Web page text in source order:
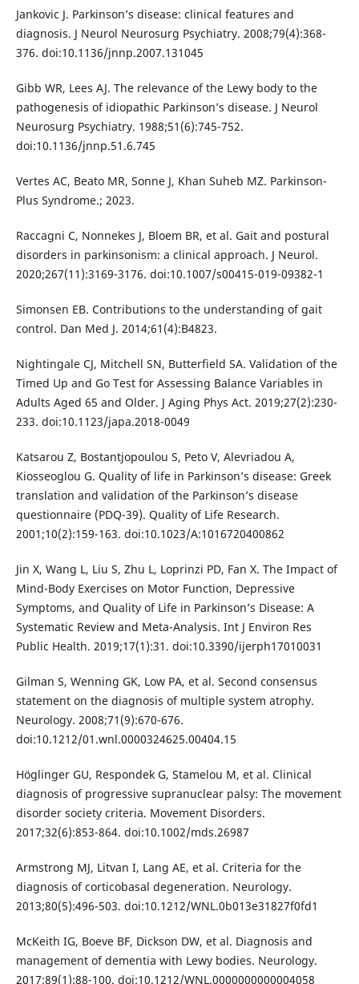
Jankovic J. Parkinson’s disease: clinical features and
diagnosis. J Neurol Neurosurg Psychiatry. 2008;79(4):368-
376. doi:10.1136/jnnp.2007.131045
Gibb WR, Lees AJ. The relevance of the Lewy body to the
pathogenesis of idiopathic Parkinson’s disease. J Neurol
Neurosurg Psychiatry. 1988;51(6):745-752.
doi:10.1136/jnnp.51.6.745
Vertes AC, Beato MR, Sonne J, Khan Suheb MZ. Parkinson-
Plus Syndrome.; 2023.
Raccagni C, Nonnekes J, Bloem BR, et al. Gait and postural
disorders in parkinsonism: a clinical approach. J Neurol.
2020;267(11):3169-3176. doi:10.1007/s00415-019-09382-1
Simonsen EB. Contributions to the understanding of gait
control. Dan Med J. 2014;61(4):B4823.
Nightingale CJ, Mitchell SN, Butterfield SA. Validation of the
Timed Up and Go Test for Assessing Balance Variables in
Adults Aged 65 and Older. J Aging Phys Act. 2019;27(2):230-
233. doi:10.1123/japa.2018-0049
Katsarou Z, Bostantjopoulou S, Peto V, Alevriadou A,
Kiosseoglou G. Quality of life in Parkinson’s disease: Greek
translation and validation of the Parkinson’s disease
questionnaire (PDQ-39). Quality of Life Research.
2001;10(2):159-163. doi:10.1023/A:1016720400862
Jin X, Wang L, Liu S, Zhu L, Loprinzi PD, Fan X. The Impact of
Mind-Body Exercises on Motor Function, Depressive
Symptoms, and Quality of Life in Parkinson’s Disease: A
Systematic Review and Meta-Analysis. Int J Environ Res
Public Health. 2019;17(1):31. doi:10.3390/ijerph17010031
Gilman S, Wenning GK, Low PA, et al. Second consensus
statement on the diagnosis of multiple system atrophy.
Neurology. 2008;71(9):670-676.
doi:10.1212/01.wnl.0000324625.00404.15
Höglinger GU, Respondek G, Stamelou M, et al. Clinical
diagnosis of progressive supranuclear palsy: The movement
disorder society criteria. Movement Disorders.
2017;32(6):853-864. doi:10.1002/mds.26987
Armstrong MJ, Litvan I, Lang AE, et al. Criteria for the
diagnosis of corticobasal degeneration. Neurology.
2013;80(5):496-503. doi:10.1212/WNL.0b013e31827f0fd1
McKeith IG, Boeve BF, Dickson DW, et al. Diagnosis and
management of dementia with Lewy bodies. Neurology.
2017;89(1):88-100. doi:10.1212/WNL.0000000000004058